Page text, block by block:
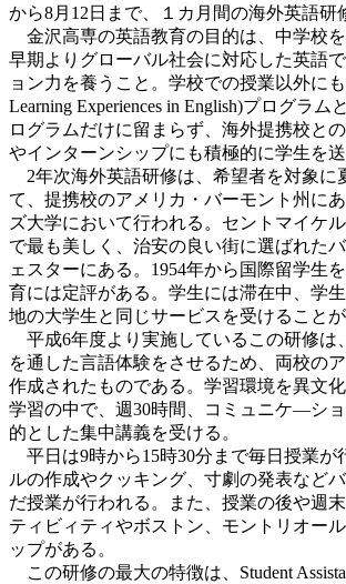
から8月12日まで、１カ月間の海外英語研
金沢高専の英語教育の目的は、中学校
早期よりグローバル社会に対応した英語
ョン力を養うこと。学校での授業以外に
Learning Experiences in English)プログラム
ログラムだけに留まらず、海外提携校と
やインターンシップにも積極的に学生を送
2年次海外英語研修は、希望者を対象に
て、提携校のアメリカ・バーモント州に
ズ大学において行われる。セントマイケ
で最も美しく、治安の良い街に選ばれた
ェスターにある。1954年から国際留学生
育には定評がある。学生には滞在中、学
地の大学生と同じサービスを受けることが
平成6年度より実施しているこの研修は
を通した言語体験をさせるため、両校の
作成されたものである。学習環境を異文
学習の中で、週30時間、コミュニケ―シ
的とした集中講義を受ける。
平日は9時から15時30分まで毎日授業が
ルの作成やクッキング、寸劇の発表など
だ授業が行われる。また、授業の後や週
ティビィティやボストン、モントリオー
ップがある。
この研修の最大の特徴は、Student